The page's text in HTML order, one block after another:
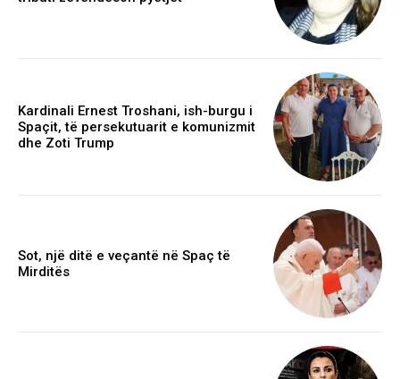
Kardinali Ernest Troshani, ish-burgu i
Spaçit, të persekutuarit e komunizmit
dhe Zoti Trump
Sot, një ditë e veçantë në Spaç të
Mirditës